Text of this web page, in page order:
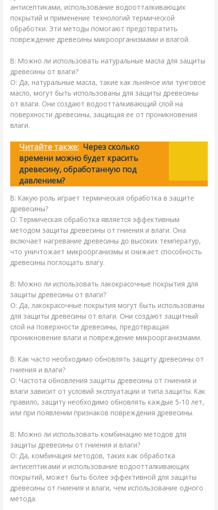
антисептиками, использование водоотталкивающих
покрытий и применение технологий термической
обработки. Эти методы помогают предотвратить
повреждение древесины микроорганизмами и влагой.
В: Можно ли использовать натуральные масла для защиты
древесины от влаги?
О: Да, натуральные масла, такие как льняное или тунговое
масло, могут быть использованы для защиты древесины
от влаги. Они создают водоотталкивающий слой на
поверхности древесины, защищая ее от проникновения
влаги.
Читайте также: Через сколько
времени можно будет красить
древесину, обработанную под
давлением?
В: Какую роль играет термическая обработка в защите
древесины?
О: Термическая обработка является эффективным
методом защиты древесины от гниения и влаги. Она
включает нагревание древесины до высоких температур,
что уничтожает микроорганизмы и снижает способность
древесины поглощать влагу.
В: Можно ли использовать лакокрасочные покрытия для
защиты древесины от влаги?
О: Да, лакокрасочные покрытия могут быть использованы
для защиты древесины от влаги. Они создают защитный
слой на поверхности древесины, предотвращая
проникновение влаги и повреждение микроорганизмами.
В: Как часто необходимо обновлять защиту древесины от
гниения и влаги?
О: Частота обновления защиты древесины от гниения и
влаги зависит от условий эксплуатации и типа защиты. Как
правило, защиту необходимо обновлять каждые 5-10 лет,
или при появлении признаков повреждения древесины.
В: Можно ли использовать комбинацию методов для
защиты древесины от гниения и влаги?
О: Да, комбинация методов, таких как обработка
антисептиками и использование водоотталкивающих
покрытий, может быть более эффективной для защиты
древесины от гниения и влаги, чем использование одного
метода.